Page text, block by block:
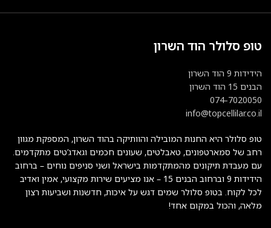
טופ סלולר הוד השרון
הידידות 9 הוד השרון
הבנים 15 הוד השרון
074-7020050
info@topcellilar.co.il
טופ סלולר היא החנות המובילה והוותיקה בהוד השרון, המספקת מגוון
רחב של סמארטפונים, טאבלטים, שעונים חכמים וגאדג’טים מתקדמים.
עם מעבדת תיקונים מהמתקדמות בישראל ושני סניפים נוחים – ברחוב
הידידות 9 וברחוב הבנים 15 – אנו מציעים שירות מקצועי, אמין ואדיב
לכל לקוח. בטופ סלולר שמים דגש על איכות, חדשנות ושביעות רצון
מלאה, והכול במקום אחד!